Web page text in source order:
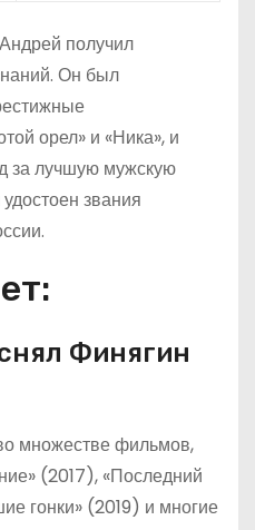
получил
Он был
орел» и «Ника», и
за лучшую мужскую
звания
Финягин
множестве фильмов,
(2017), «Последний
гонки» (2019) и многие